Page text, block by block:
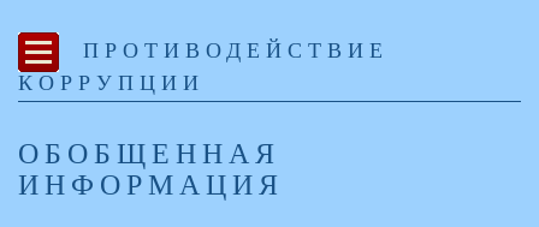
ПРОТИВОДЕЙСТВИЕ
КОРРУПЦИИ
ОБОБЩЕННАЯ
ИНФОРМАЦИЯ